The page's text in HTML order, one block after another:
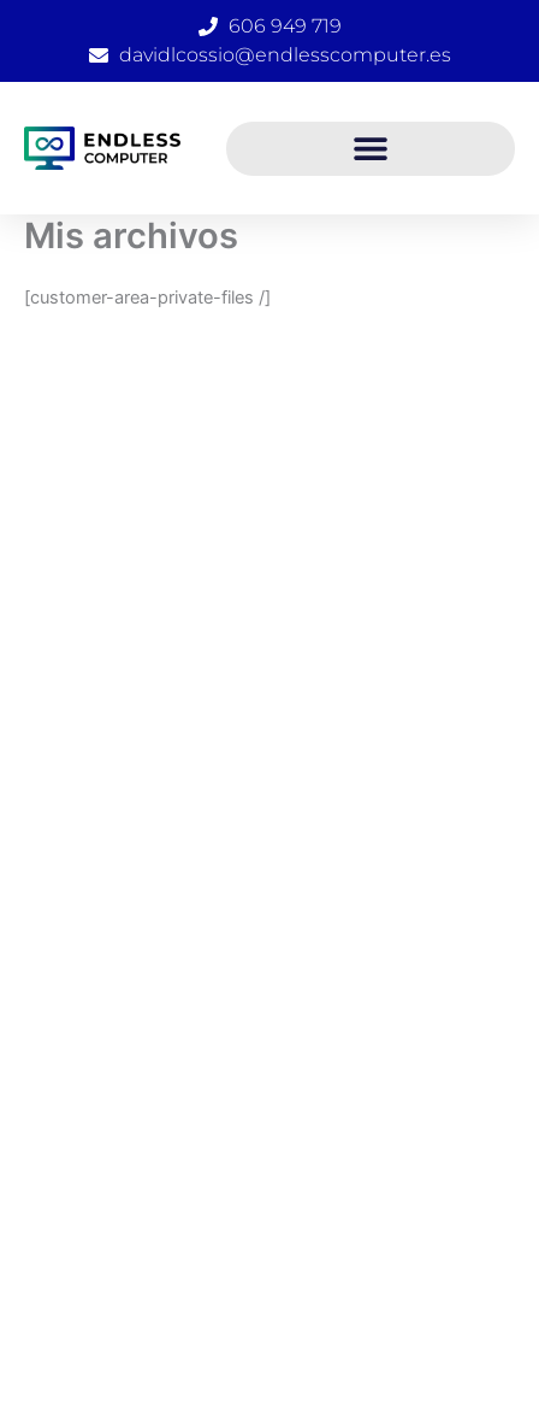
606 949 719
davidlcossio@endlesscomputer.es
Mis archivos
[customer-area-private-files /]